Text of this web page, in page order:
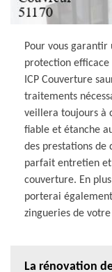
Pour vous
protection efficace
ICP Couverture
traitements
veillera toujours à
fiable et étanche
des prestations de
parfait entretien et
couverture. En
porterai
zingueries de
La rénovation